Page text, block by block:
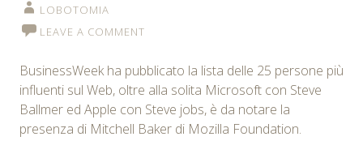
LOBOTOMIA
LEAVE A COMMENT
BusinessWeek ha pubblicato la lista delle 25 persone più
influenti sul Web, oltre alla solita Microsoft con Steve
Ballmer ed Apple con Steve jobs, è da notare la
presenza di Mitchell Baker di Mozilla Foundation.